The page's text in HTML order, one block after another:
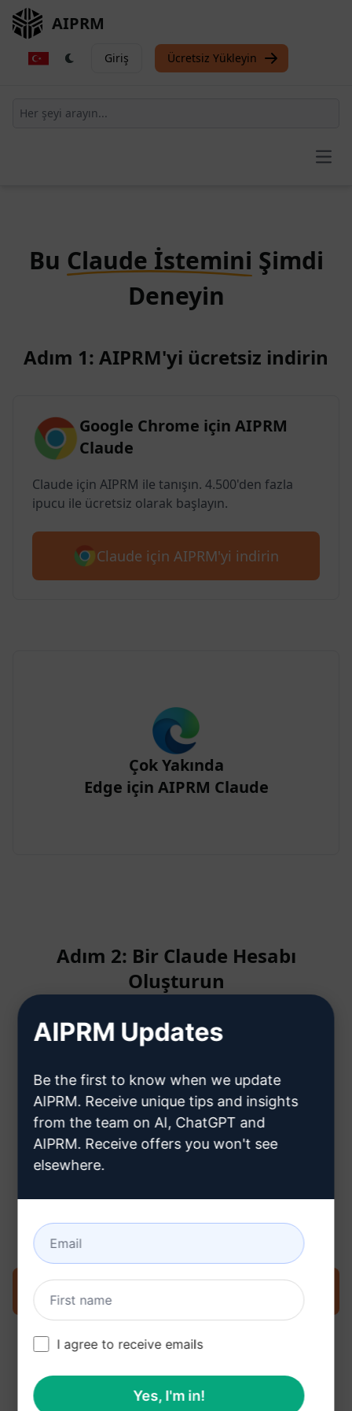
AIPRM
Giriş Ücretsiz Yükleyin
Bu Claude İstemini Şimdi
Deneyin
Adım 1: AIPRM'yi ücretsiz indirin
Google Chrome için AIPRM
Claude
Claude için AIPRM ile tanışın. 4.500'den fazla
ipucu ile ücretsiz olarak başlayın.
Claude için AIPRM'yi indirin
Çok Yakında
Edge için AIPRM Claude
Adım 2: Bir Claude Hesabı
Oluşturun
Claude hesabının nasıl
oluşturulacağını öğrenmek için
buraya tıklayın
3. Adım: Claude'unuzdaki İstemi
Kullanın
İstemi şimdi Claude'da deneyin
AIPRM Updates
Be the first to know when we update
AIPRM. Receive unique tips and insights
from the team on AI, ChatGPT and
AIPRM. Receive offers you won't see
elsewhere.
I agree to receive emails
Yes, I'm in!